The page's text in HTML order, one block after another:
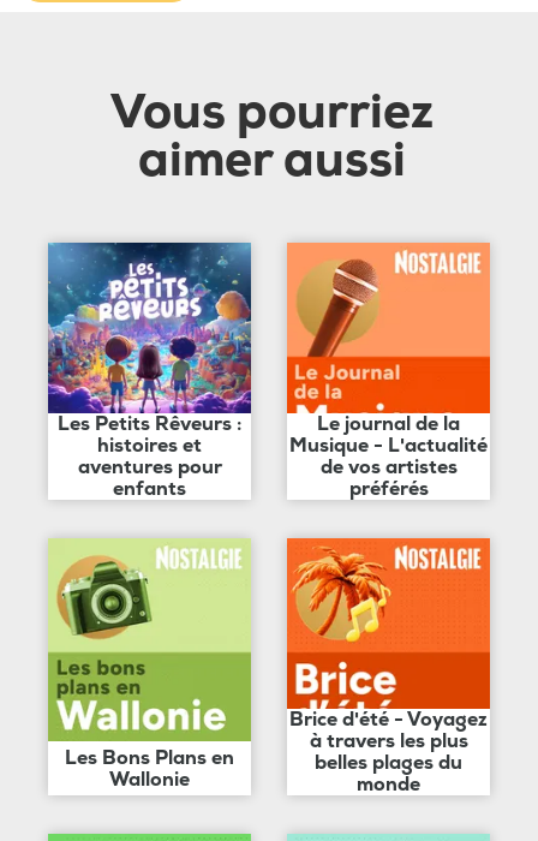
Vous pourriez
aimer aussi
Les Petits Rêveurs :
histoires et
aventures pour
enfants
Le journal de la
Musique - L'actualité
de vos artistes
préférés
Les Bons Plans en
Wallonie
Brice d'été - Voyagez
à travers les plus
belles plages du
monde